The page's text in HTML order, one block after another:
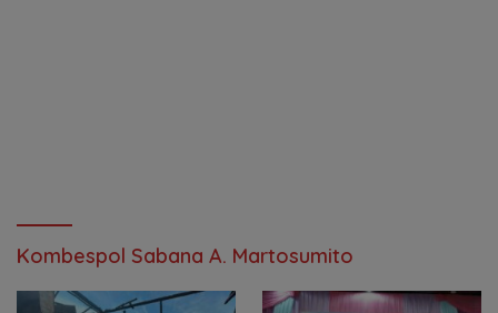
Kombespol Sabana A. Martosumito